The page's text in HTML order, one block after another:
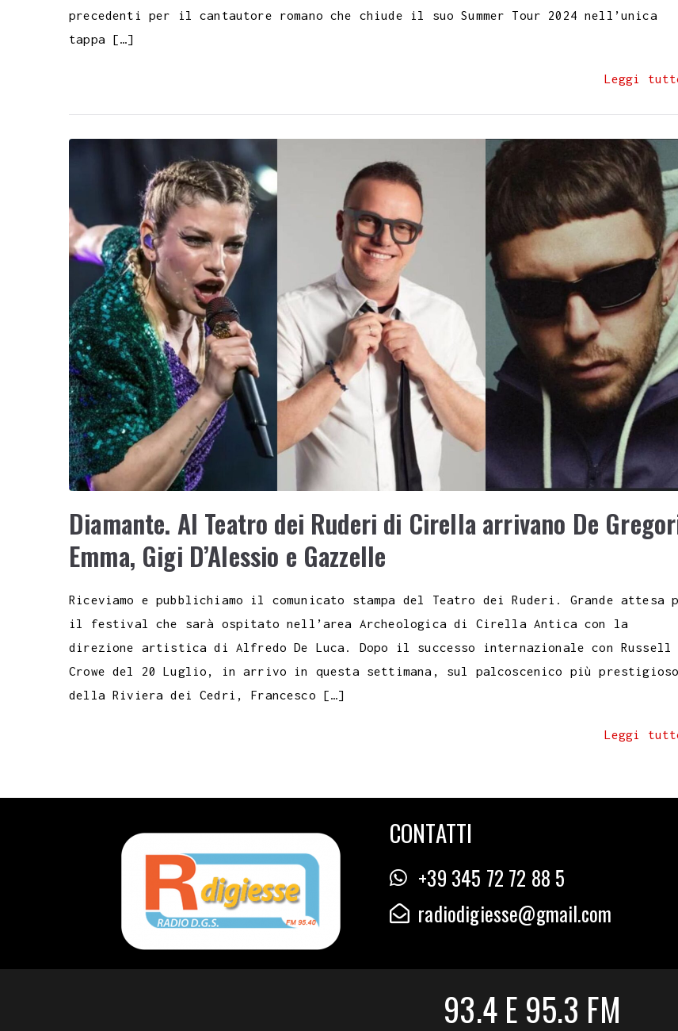
precedenti per il cantautore romano che chiude il suo Summer Tour 2024 nell’unica
tappa […]
Leggi
Diamante. Al Teatro dei Ruderi di Cirella arrivano De
Emma, Gigi D’Alessio e Gazzelle
Riceviamo e pubblichiamo il comunicato stampa del Teatro dei Ruderi. Grande attesa
il festival che sarà ospitato nell’area Archeologica di Cirella Antica con la
direzione artistica di Alfredo De Luca. Dopo il successo internazionale con Russell
Crowe del 20 Luglio, in arrivo in questa settimana, sul palcoscenico più prestigioso
della Riviera dei Cedri, Francesco […]
Leggi
CONTATTI
+39 345 72 72 88 5
radiodigiesse@gmail.com
93.4 E 95.3 FM